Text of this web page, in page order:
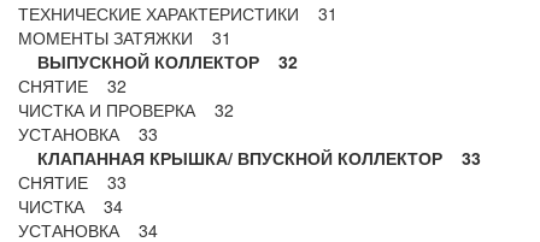
ТЕХНИЧЕСКИЕ ХАРАКТЕРИСТИКИ 31
МОМЕНТЫ ЗАТЯЖКИ 31
ВЫПУСКНОЙ КОЛЛЕКТОР 32
СНЯТИЕ 32
ЧИСТКА И ПРОВЕРКА 32
УСТАНОВКА 33
КЛАПАННАЯ КРЫШКА/ ВПУСКНОЙ КОЛЛЕКТОР 33
СНЯТИЕ 33
ЧИСТКА 34
УСТАНОВКА 34